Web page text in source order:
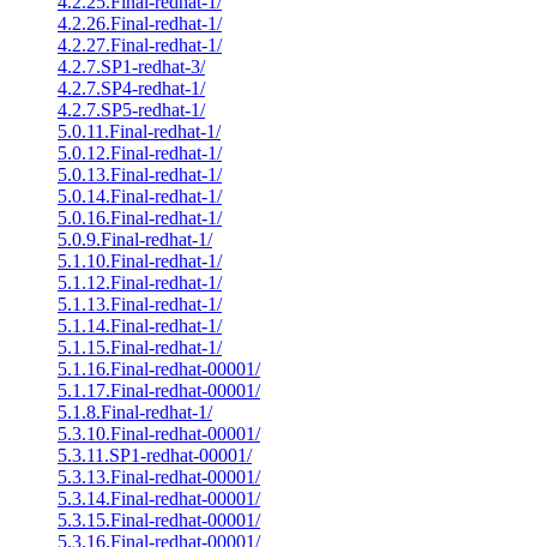
4.2.26.Final-redhat-1/
4.2.27.Final-redhat-1/
4.2.7.SP1-redhat-3/
4.2.7.SP4-redhat-1/
4.2.7.SP5-redhat-1/
5.0.11.Final-redhat-1/
5.0.12.Final-redhat-1/
5.0.13.Final-redhat-1/
5.0.14.Final-redhat-1/
5.0.16.Final-redhat-1/
5.0.9.Final-redhat-1/
5.1.10.Final-redhat-1/
5.1.12.Final-redhat-1/
5.1.13.Final-redhat-1/
5.1.14.Final-redhat-1/
5.1.15.Final-redhat-1/
5.1.16.Final-redhat-00001/
5.1.17.Final-redhat-00001/
5.1.8.Final-redhat-1/
5.3.10.Final-redhat-00001/
5.3.11.SP1-redhat-00001/
5.3.13.Final-redhat-00001/
5.3.14.Final-redhat-00001/
5.3.15.Final-redhat-00001/
5.3.16.Final-redhat-00001/